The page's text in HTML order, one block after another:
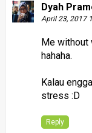
Dyah
April 23, 2017
Me without
hahaha.
Kalau
stress :D
Reply